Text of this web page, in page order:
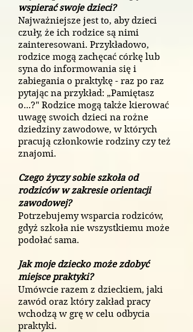
wspierać swoje dzieci?
Najważniejsze jest to, aby dzieci
czuły, że ich rodzice są nimi
zainteresowani. Przykładowo,
rodzice mogą zachęcać córkę lub
syna do informowania się i
zabiegania o praktykę - raz po raz
pytając na przykład: „Pamiętasz
o...?" Rodzice mogą także kierować
uwagę swoich dzieci na rożne
dziedziny zawodowe, w których
pracują członkowie rodziny czy też
znajomi.
Czego życzy sobie szkoła od
rodziców w zakresie orientacji
zawodowej?
Potrzebujemy wsparcia rodziców,
gdyż szkoła nie wszystkiemu może
podołać sama.
Jak moje dziecko może zdobyć
miejsce praktyki?
Umówcie razem z dzieckiem, jaki
zawód oraz który zakład pracy
wchodzą w grę w celu odbycia
praktyki.